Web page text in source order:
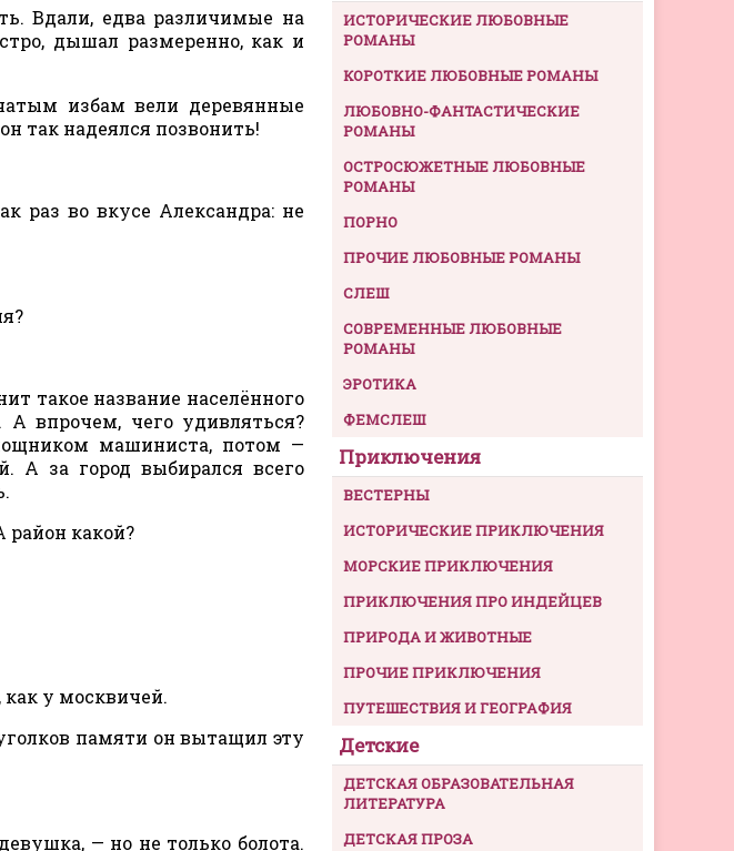
Вдали, едва различимые на
дышал размеренно, как и
избам вели деревянные
так надеялся позвонить!
раз во вкусе Александра: не
такое название населённого
впрочем, чего удивляться?
машиниста, потом —
А за город выбирался всего
район какой?
у москвичей.
памяти он вытащил эту
— но не только болота.
ИСТОРИЧЕСКИЕ ЛЮБОВНЫЕ
РОМАНЫ
КОРОТКИЕ ЛЮБОВНЫЕ РОМАНЫ
ЛЮБОВНО-ФАНТАСТИЧЕСКИЕ
РОМАНЫ
ОСТРОСЮЖЕТНЫЕ ЛЮБОВНЫЕ
РОМАНЫ
ПОРНО
ПРОЧИЕ ЛЮБОВНЫЕ РОМАНЫ
СЛЕШ
СОВРЕМЕННЫЕ ЛЮБОВНЫЕ
РОМАНЫ
ЭРОТИКА
ФЕМСЛЕШ
Приключения
ВЕСТЕРНЫ
ИСТОРИЧЕСКИЕ ПРИКЛЮЧЕНИЯ
МОРСКИЕ ПРИКЛЮЧЕНИЯ
ПРИКЛЮЧЕНИЯ ПРО ИНДЕЙЦЕВ
ПРИРОДА И ЖИВОТНЫЕ
ПРОЧИЕ ПРИКЛЮЧЕНИЯ
ПУТЕШЕСТВИЯ И ГЕОГРАФИЯ
Детские
ДЕТСКАЯ ОБРАЗОВАТЕЛЬНАЯ
ЛИТЕРАТУРА
ДЕТСКАЯ ПРОЗА